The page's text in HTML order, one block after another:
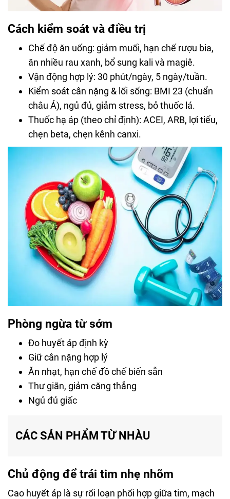
Cách kiểm soát và điều trị
Chế độ ăn uống: giảm muối, hạn chế rượu bia,
ăn nhiều rau xanh, bổ sung kali và magiê.
Vận động hợp lý: 30 phút/ngày, 5 ngày/tuần.
Kiểm soát cân nặng & lối sống: BMI 23 (chuẩn
châu Á), ngủ đủ, giảm stress, bỏ thuốc lá.
Thuốc hạ áp (theo chỉ định): ACEI, ARB, lợi tiểu,
chẹn beta, chẹn kênh canxi.
Phòng ngừa từ sớm
Đo huyết áp định kỳ
Giữ cân nặng hợp lý
Ăn nhạt, hạn chế đồ chế biến sẵn
Thư giãn, giảm căng thẳng
Ngủ đủ giấc
CÁC SẢN PHẨM TỪ NHÀU
Chủ động để trái tim nhẹ nhõm
Cao huyết áp là sự rối loạn phối hợp giữa tim, mạch